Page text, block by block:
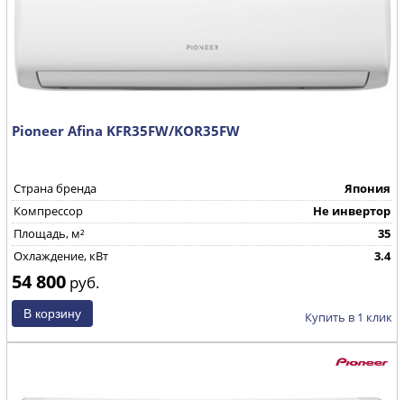
Pioneer Afina KFR35FW/KOR35FW
Страна бренда
Япония
Компрессор
Не инвертор
Площадь, м²
35
Охлаждение, кВт
3.4
54 800 руб.
Купить в 1 клик